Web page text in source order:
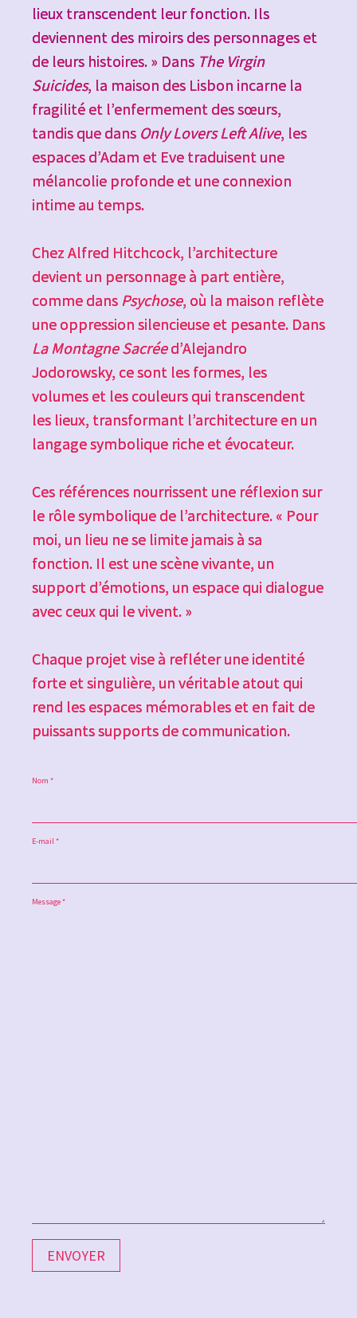
lieux transcendent leur fonction. Ils
deviennent des miroirs des personnages et
de leurs histoires. » Dans The Virgin
Suicides, la maison des Lisbon incarne la
fragilité et l’enfermement des sœurs,
tandis que dans Only Lovers Left Alive, les
espaces d’Adam et Eve traduisent une
mélancolie profonde et une connexion
intime au temps.
Chez Alfred Hitchcock, l’architecture
devient un personnage à part entière,
comme dans Psychose, où la maison reflète
une oppression silencieuse et pesante. Dans
La Montagne Sacréed’Alejandro
Jodorowsky, ce sont les formes, les
volumes et les couleurs qui transcendent
les lieux, transformant l’architecture en un
langage symbolique riche et évocateur.
Ces références nourrissent une réflexion sur
le rôle symbolique de l’architecture. « Pour
moi, un lieu ne se limite jamais à sa
fonction. Il est une scène vivante, un
support d’émotions, un espace qui dialogue
avec ceux qui le vivent. »
Chaque projet vise à refléter une identité
forte et singulière, un véritable atout qui
rend les espaces mémorables et en fait de
puissants supports de communication.
Nom *
E-mail *
Message *